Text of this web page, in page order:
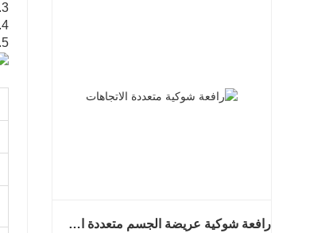
3. بطارية الجر ذات السعة الكبيرة متينة ، ويمكن إعادة شحنها بشكل مريح وسريع.
4. المحرك ذو القوة الخارقة للرفع والرفع لديه أداء جيد لتنظيم السرعة ، ويمكنه تحقيق بدء كبير وكسر وظيفة عزم الدوران.
5. سيضمن تشكيل إطار الباب الفولاذي من النوع C الثبات أثناء العمل.
رافعة شوكية عريضة الجسم متعددة الاتجاهات 3.5-5.0 طن